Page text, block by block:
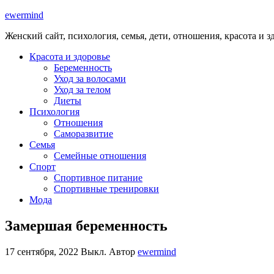
ewermind
Женский сайт, психология, семья, дети, отношения, красота и
Красота и здоровье
Беременность
Уход за волосами
Уход за телом
Диеты
Психология
Отношения
Саморазвитие
Семья
Семейные отношения
Спорт
Спортивное питание
Спортивные тренировки
Мода
Замершая беременность
17 сентября, 2022 Выкл. Автор ewermind